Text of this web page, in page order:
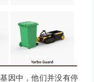
因中，他们并没有停